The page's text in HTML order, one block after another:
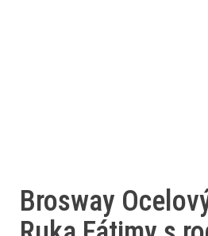
Brosway